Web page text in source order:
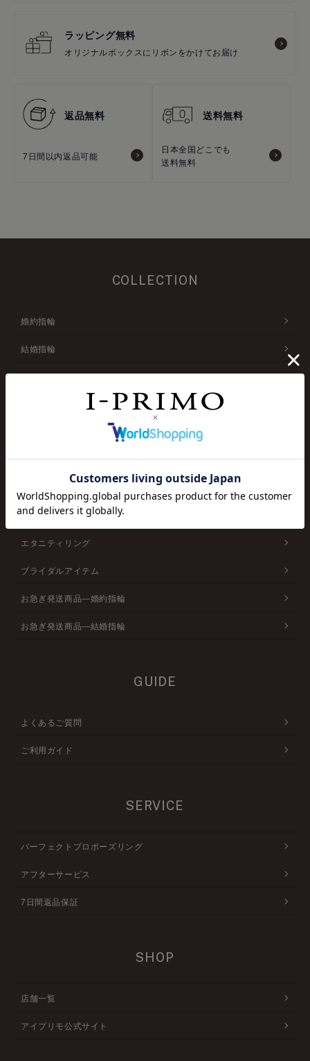
ラッピング無料
オリジナルボックスにリボンをかけてお届け
返品無料
7日間以内返品可能
送料無料
日本全国どこでも
送料無料
COLLECTION
婚約指輪
結婚指輪
アニバーサリージュエリー
ベビーリング
ブレスレット
エタニティリング
ブライダルアイテム
お急ぎ発送商品―婚約指輪
お急ぎ発送商品―結婚指輪
GUIDE
よくあるご質問
ご利用ガイド
SERVICE
パーフェクトプロポーズリング
アフターサービス
7日間返品保証
SHOP
店舗一覧
アイプリモ公式サイト